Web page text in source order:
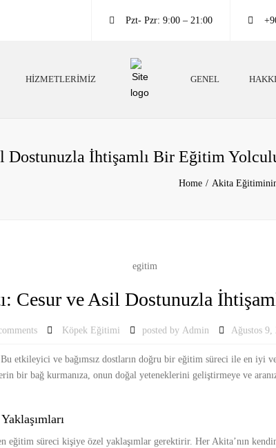
Pzt- Pzr: 9:00 – 21:00
HIZMETLERIMIZ GENEL
Köpekler Neden Eğitimli Olmalı?
Dostunuzla İhtişamlı Bir Eğitim
Home Akita
Cesur ve Asil Dostunuzla
Köpek Eğitimi posted by Admin Ağustos 9,
ve bağımsız dostların doğru bir eğitim süreci ile en iyi
bir bağ kurmanıza, onun doğal yeteneklerini geliştirmeye ve
eğitim süreci kişiye özel yaklaşımlar gerektirir. Her Akita’nın